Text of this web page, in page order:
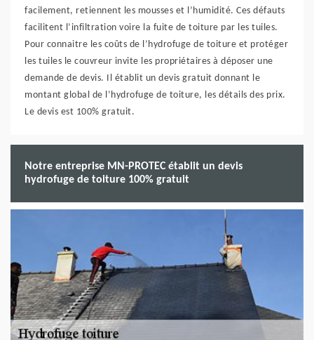
facilement, retiennent les mousses et l’humidité. Ces défauts
facilitent l’infiltration voire la fuite de toiture par les tuiles.
Pour connaitre les coûts de l’hydrofuge de toiture et protéger
les tuiles le couvreur invite les propriétaires à déposer une
demande de devis. Il établit un devis gratuit donnant le
montant global de l’hydrofuge de toiture, les détails des prix.
Le devis est 100% gratuit.
Notre entreprise MN-PROTEC établit un devis
hydrofuge de toiture 100% gratuit